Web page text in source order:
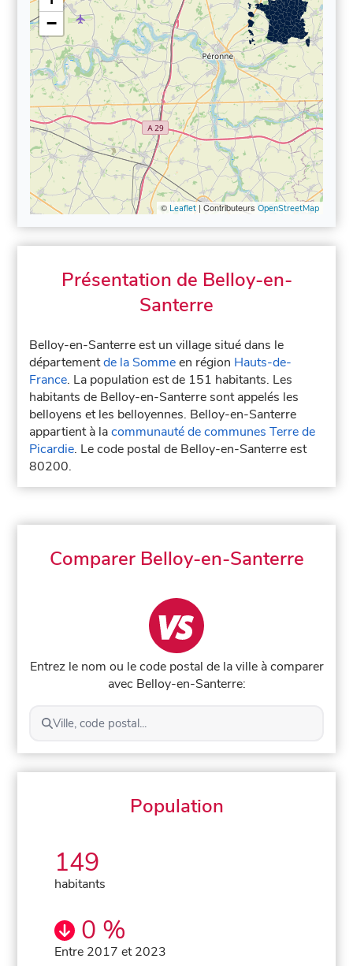
−
© Leaflet| Contributeurs OpenStreetMap
Présentation de Belloy-en-
Santerre
Belloy-en-Santerre est un village situé dans le
départementde la Sommeen région Hauts-de-
France. La population est de 151 habitants. Les
habitants de Belloy-en-Santerre sont appelés les
belloyens et les belloyennes. Belloy-en-Santerre
appartient à lacommunauté de communes Terre de
Picardie. Le code postal de Belloy-en-Santerre est
80200.
Comparer Belloy-en-Santerre
Entrez le nom ou le code postal de la ville à comparer
avec Belloy-en-Santerre:
Ville, code postal...
Population
149
habitants
0 %
Entre 2017 et 2023